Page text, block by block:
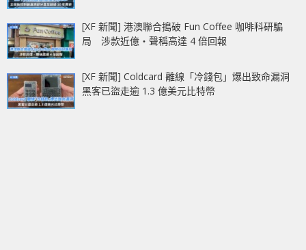
[XF 新聞] 港澳聯合搗破 Fun Coffee 咖啡科研騙
局 涉款近億‧聲稱高達 4 倍回報
[XF 新聞] Coldcard 離線「冷錢包」爆出致命漏洞
黑客已盜走逾 1.3 億美元比特幣